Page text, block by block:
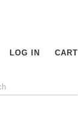
LOG IN CART